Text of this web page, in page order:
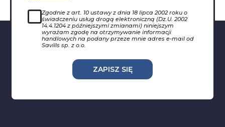
Zgodnie z art. 10 ustawy z dnia 18 lipca 2002 roku o
świadczeniu usług drogą elektroniczną (Dz.U. 2002
14.4.1204 z późniejszymi zmianami) niniejszym
wyrażam zgodę na otrzymywanie informacji
handlowych na podany przeze mnie adres e-mail od
Savills sp. z o.o.
ZAPISZ SIĘ